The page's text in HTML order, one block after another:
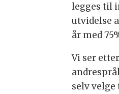
legges til
utvidelse
år med
Vi ser
selv